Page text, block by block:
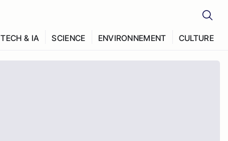
TECH & IA SCIENCE ENVIRONNEMENT CULTURE